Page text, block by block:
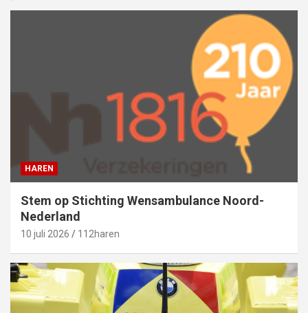
HAREN
Stem op Stichting Wensambulance Noord-
Nederland
10 juli 2026 112haren